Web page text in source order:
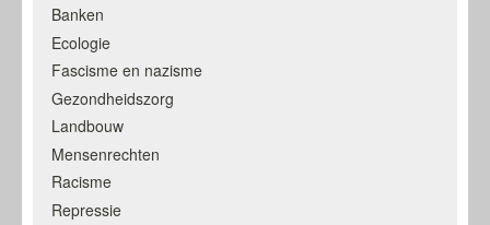
Banken
Ecologie
Fascisme en nazisme
Gezondheidszorg
Landbouw
Mensenrechten
Racisme
Repressie